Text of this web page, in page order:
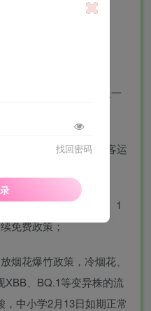
得超5年、经营贷期限一
目的地为北京的国际客运
时纳入医保报销范围。1
免费政策；
烟花爆竹政策，冷烟花、
XBB、BQ.1等变异株的流
中小学2月13日如期正常
找回密码